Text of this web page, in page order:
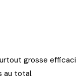
grosse
au total.